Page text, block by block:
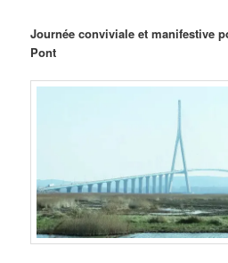
Journée conviviale et manifestive
Pont